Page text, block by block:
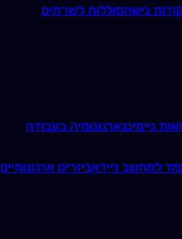
גישהסוללות לשרתים
גיימינגארגונומיה בעבודה
למחשב ניידאביזרים ארגונומיים